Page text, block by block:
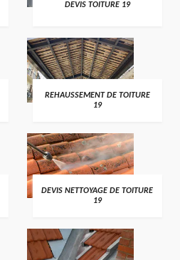
DEVIS TOITURE 19
REHAUSSEMENT DE TOITURE
19
DEVIS NETTOYAGE DE TOITURE
19